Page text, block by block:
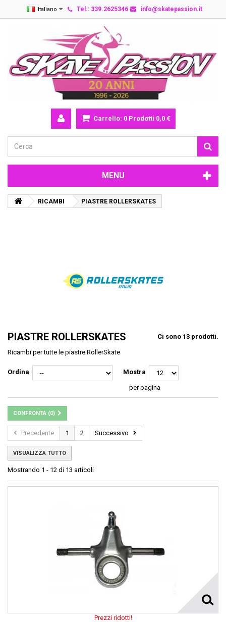
Italiano Tel.: 339.2625346 info@skatepassion.it
Carrello: 0 Prodotti 0,0 €
MENU
RICAMBI PIASTRE ROLLERSKATES
PIASTRE ROLLERSKATES Ci sono 13 prodotti.
Ricambi per tutte le piastre RollerSkate
Ordina Mostra
per pagina
CONFRONTA (0)
Precedente 1 2 Successivo
VISUALIZZA TUTTO
Mostrando 1 - 12 di 13 articoli
Prezzi ridotti!